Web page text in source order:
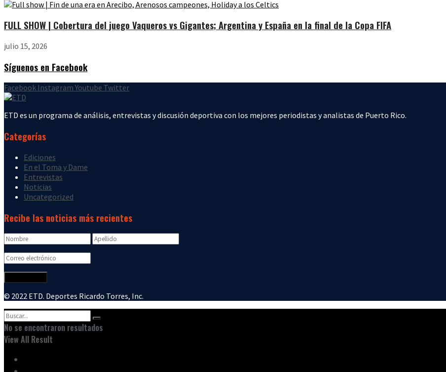
FULL SHOW | Cobertura del juego Vaqueros vs Gigantes; Argentina y España en la final de la Copa FIFA
julio 15, 2026
Síguenos en Facebook
Facebook Instagram Youtube Twitter
ETD es un programa de análisis, entrevistas y discusión deportiva con los mejores periodistas y analistas de Puerto Rico.
Categorías
Ediciones
En el Toma y Dame
Entrevistas
Noticias
Uncategorized
Recibe las noticias más recientes
© 2022 ETD. Deportes Ricardo Torres, Inc.
No se encontraron resultados
View All Result